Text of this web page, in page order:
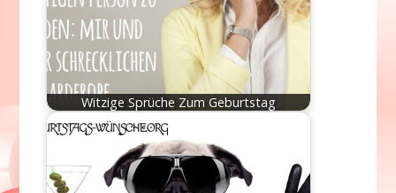
Witzige Sprüche Zum Geburtstag